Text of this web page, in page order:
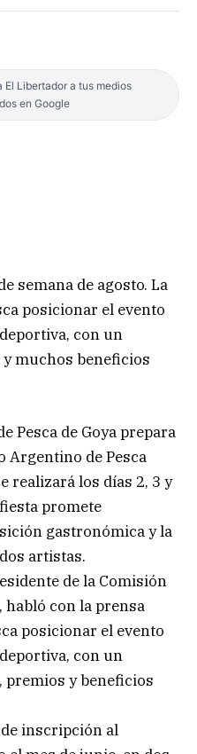
El Libertador a tus medios
en Google
semana de agosto. La
posicionar el evento
con un
muchos beneficios
Pesca de Goya prepara
Argentino de Pesca
realizará los días 2, 3 y
promete
gastronómica y la
artistas.
de la Comisión
habló con la prensa
posicionar el evento
con un
premios y beneficios
inscripción al